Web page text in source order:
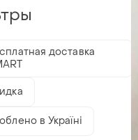
доставка
в Україні